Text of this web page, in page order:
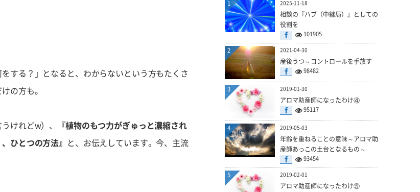
する？」となると、わからないという方もたくさ
の方も。
けれどw）、
『植物のもつ力がぎゅっと濃縮され
ひとつの方法』 と、お伝えしています。今、主流
2025-11-18
相談の『ハブ（中継局）』としての
役割を
101905
1
2021-04-30
産後うつ～コントロールを手放す
98482
2
2019-01-30
アロマ助産師になったわけ④
95117
3
2019-05-03
年齢を重ねることの意味～アロマ助
産師あっこの土台となるもの～
93454
4
2019-02-01
アロマ助産師になったわけ⑤
5